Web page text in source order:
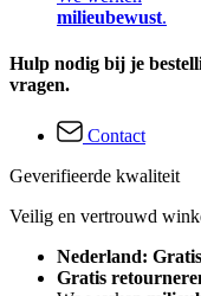
milieubewust.
Hulp nodig bij je
vragen.
Contact
Geverifieerde kwaliteit
Veilig en vertrouwd
Nederland:
Gratis